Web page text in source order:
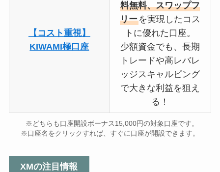
【コスト重視】
KIWAMI極口座
料無料、スワップフ
リーを実現したコス
トに優れた口座。
少額資金でも、長期
トレードや高レバレ
ッジスキャルピング
で大きな利益を狙え
る！
※どちらも口座開設ボーナス15,000円の対象口座です。
※口座名をクリックすれば、すぐに口座が開設できます。
XMの注目情報